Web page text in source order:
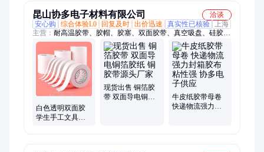
昆山协多电子材料有限公司
洽谈
安心购
综合体验L0 回复及时 出价迅速 真实性已核验
上海
主营： 耐高温胶带、胶帽、胶塞、双面胶带、真空吸盘、硅胶
塞、硅胶套、螺纹塞、高温胶塞、堵孔塞、高温堵头、高温胶
套、高温保护套、螺栓保护套、高温螺纹塞、绿色高温胶带、
PET高温胶带、铜箔胶带、铝箔胶带、铜箔胶贴、铝箔胶贴、绿
硅胶、防烤贴纸、防烤胶带
白色透明双面胶
学生手工文具用
现货出售 铜箔胶
带 双面导电铜箔
牛皮纸胶带母卷
快递物流强力封